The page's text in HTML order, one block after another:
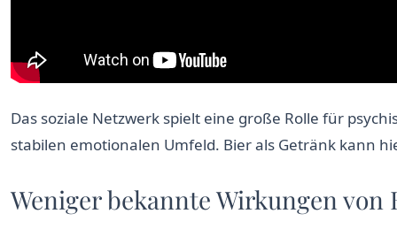
Das soziale Netzwerk spielt eine große Rolle für
stabilen emotionalen Umfeld. Bier als Getränk kann
Weniger bekannte Wirkungen